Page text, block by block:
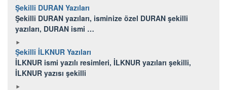
Şekilli DURAN Yazıları
Şekilli DURAN yazıları, isminize özel DURAN şekilli
yazıları, DURAN ismi …
Şekilli İLKNUR Yazıları
İLKNUR ismi yazılı resimleri, İLKNUR yazıları şekilli,
İLKNUR yazısı şekilli